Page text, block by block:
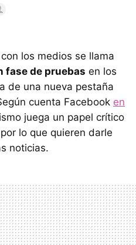
los medios se llama
fase de pruebas en los
de una nueva pestaña
cuenta Facebook en
juega un papel crítico
lo que quieren darle
noticias.